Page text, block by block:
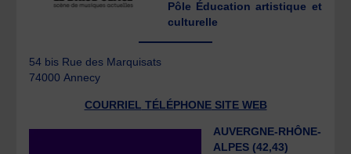
Pôle Éducation artistique et
culturelle
54 bis Rue des Marquisats
74000 Annecy
COURRIEL TÉLÉPHONESITE WEB
AUVERGNE-RHÔNE-
ALPES (42,43)